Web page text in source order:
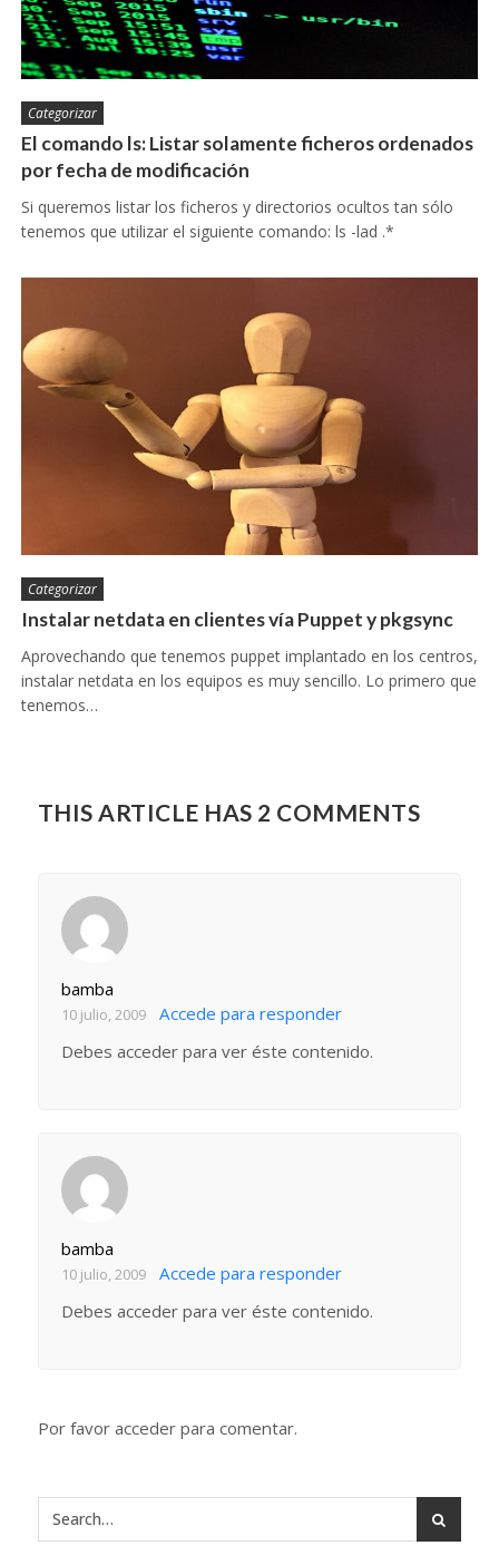
Categorizar
El comando ls: Listar solamente ficheros ordenados
por fecha de modificación
Si queremos listar los ficheros y directorios ocultos tan sólo
tenemos que utilizar el siguiente comando: ls -lad .*
Categorizar
Instalar netdata en clientes vía Puppet y pkgsync
Aprovechando que tenemos puppet implantado en los centros,
instalar netdata en los equipos es muy sencillo. Lo primero que
tenemos…
THIS ARTICLE HAS 2 COMMENTS
bamba
10 julio, 2009
Accede para responder
Debes acceder para ver éste contenido.
bamba
10 julio, 2009
Accede para responder
Debes acceder para ver éste contenido.
Por favor acceder para comentar.